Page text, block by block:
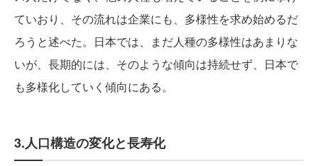
ていおり、その流れは企業にも、多様性を求め始めるだ
ろうと述べた。日本では、まだ人種の多様性はあまりな
いが、長期的には、そのような傾向は持続せず、日本で
も多様化していく傾向にある。
3.人口構造の変化と長寿化